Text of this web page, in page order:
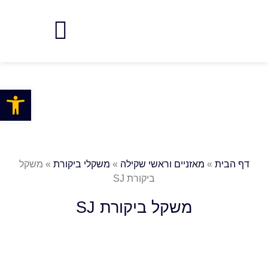
דף הבית » מאזניים וראשי שקילה » משקלי ביקורת » משקל
ביקורת SJ
משקל ביקורת SJ